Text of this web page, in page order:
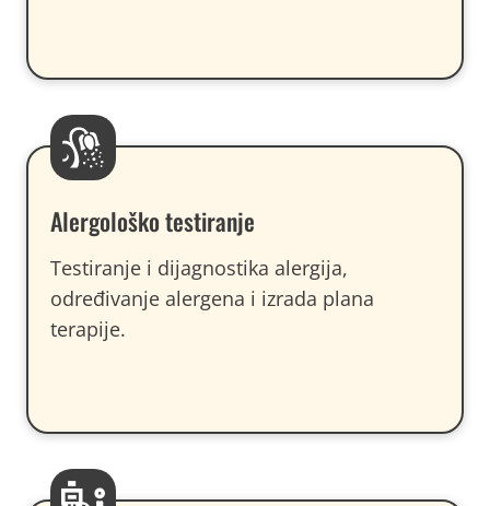
Alergološko testiranje
Testiranje i dijagnostika alergija,
određivanje alergena i izrada plana
terapije.